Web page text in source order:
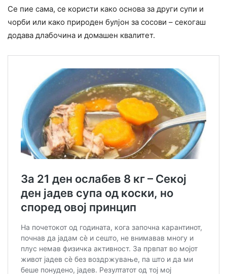
Се пие сама, се користи како основа за други супи и
чорби или како природен булјон за сосови – секогаш
додава длабочина и домашен квалитет.